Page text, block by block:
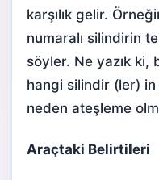
karşılık gelir.
numaralı silindirin
söyler. Ne yazık ki,
hangi silindir (ler)
neden ateşleme
Araçtaki Belirtileri